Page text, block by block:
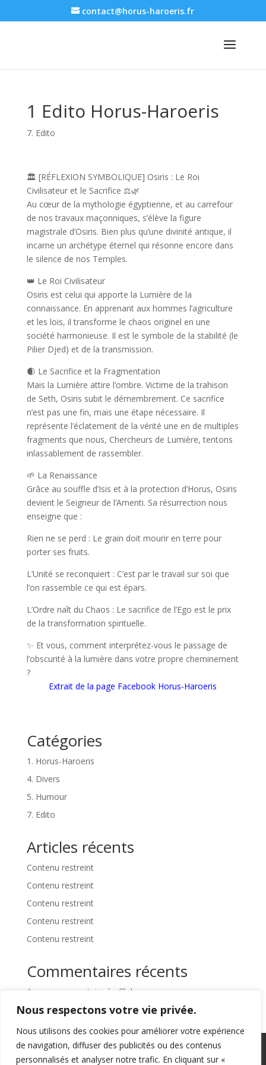
Nous respectons votre vie privée.
Nous utilisons des cookies pour améliorer votre expérience
de navigation, diffuser des publicités ou des contenus
personnalisés et analyser notre trafic. En cliquant sur «
contact@horus-haroeris.fr
1 Edito Horus-Haroeris
7. Edito
🏛️ [RÉFLEXION SYMBOLIQUE] Osiris : Le Roi
Civilisateur et le Sacrifice ⚖️🌿
Au cœur de la mythologie égyptienne, et au carrefour
de nos travaux maçonniques, s’élève la figure
magistrale d’Osiris. Bien plus qu’une divinité antique, il
incarne un archétype éternel qui résonne encore dans
le silence de nos Temples.
👑 Le Roi Civilisateur
Osiris est celui qui apporte la Lumière de la
connaissance. En apprenant aux hommes l’agriculture
et les lois, il transforme le chaos originel en une
société harmonieuse. Il est le symbole de la stabilité (le
Pilier Djed) et de la transmission.
🌒 Le Sacrifice et la Fragmentation
Mais la Lumière attire l’ombre. Victime de la trahison
de Seth, Osiris subit le démembrement. Ce sacrifice
n’est pas une fin, mais une étape nécessaire. Il
représente l’éclatement de la vérité une en de multiples
fragments que nous, Chercheurs de Lumière, tentons
inlassablement de rassembler.
🌱 La Renaissance
Grâce au souffle d’Isis et à la protection d’Horus, Osiris
devient le Seigneur de l’Amenti. Sa résurrection nous
enseigne que :
Rien ne se perd : Le grain doit mourir en terre pour
porter ses fruits.
L’Unité se reconquiert : C’est par le travail sur soi que
l’on rassemble ce qui est épars.
L’Ordre naît du Chaos : Le sacrifice de l’Ego est le prix
de la transformation spirituelle.
✨ Et vous, comment interprétez-vous le passage de
l’obscurité à la lumière dans votre propre cheminement
?
Extrait de la page Facebook Horus-Haroeris
Catégories
1. Horus-Haroeris
4. Divers
5. Humour
7. Edito
Articles récents
Contenu restreint
Contenu restreint
Contenu restreint
Contenu restreint
Contenu restreint
Commentaires récents
Aucun commentaire à afficher.
Politique de confidentialité
Conditions abonnement news letters